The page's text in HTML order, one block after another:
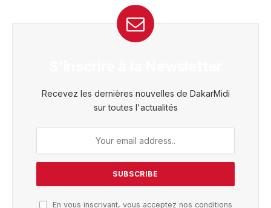
Recevez les dernières nouvelles de DakarMidi
sur toutes l'actualités
En vous inscrivant, vous acceptez nos conditions